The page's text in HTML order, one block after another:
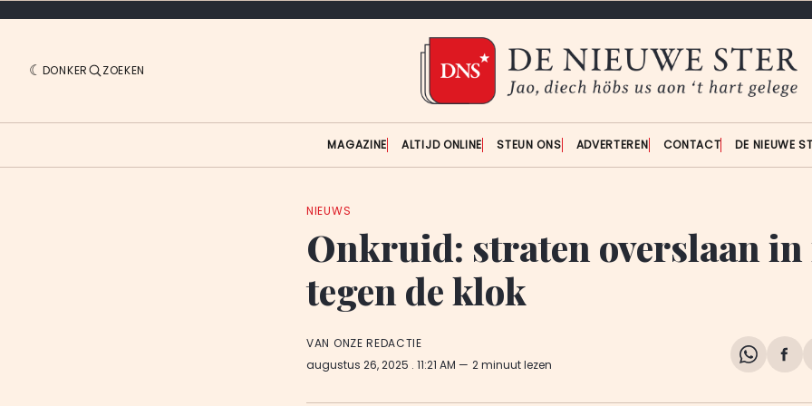
DONKER ZOEKEN
MAGAZINE ALTIJD ONLINE STEUN ONS ADVERTEREN CONTACT DE NIEUWE
NIEUWS
Onkruid: straten overslaan in
tegen de klok
VAN ONZE REDACTIE
augustus 26, 2025 . 11:21 AM 2 minuut lezen
Share